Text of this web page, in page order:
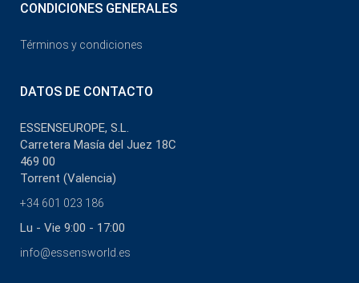
CONDICIONES GENERALES
Términos y condiciones
DATOS DE CONTACTO
ESSENSEUROPE, S.L.
Carretera Masía del Juez 18C
469 00
Torrent (Valencia)
+34 601 023 186
Lu - Vie 9:00 - 17:00
info@essensworld.es